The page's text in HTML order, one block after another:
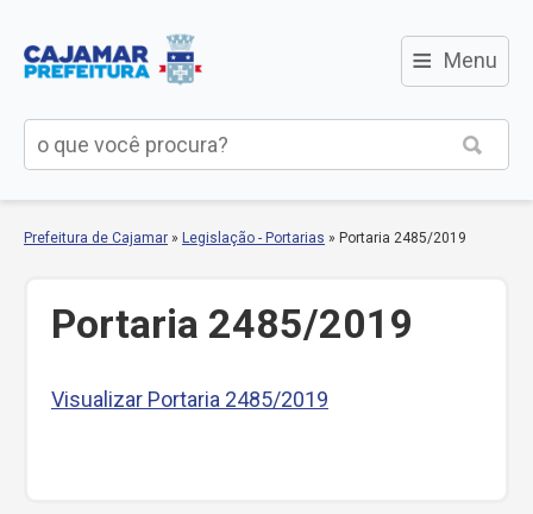
≡ Menu
Prefeitura de Cajamar » Legislação - Portarias » Portaria 2485/2019
Portaria 2485/2019
Visualizar Portaria 2485/2019